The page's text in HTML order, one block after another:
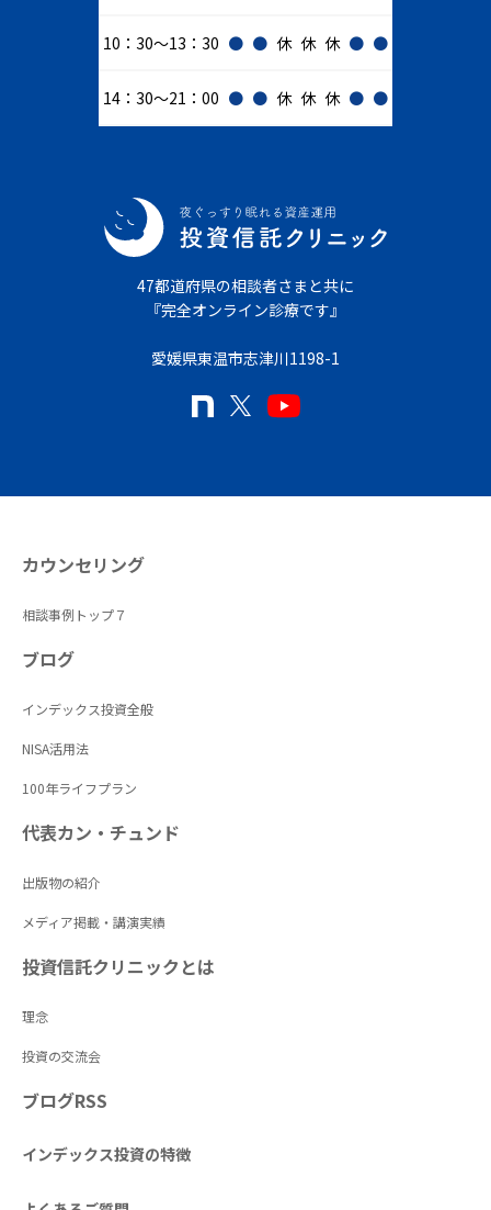
10：30～13：30 ● ● 休 休 休 ● ●
14：30～21：00 ● ● 休 休 休 ● ●
47都道府県の相談者さまと共に
『完全オンライン診療です』
愛媛県東温市志津川1198-1
カウンセリング
相談事例トップ７
ブログ
インデックス投資全般
NISA活用法
100年ライフプラン
代表カン・チュンド
出版物の紹介
メディア掲載・講演実績
投資信託クリニックとは
理念
投資の交流会
ブログRSS
インデックス投資の特徴